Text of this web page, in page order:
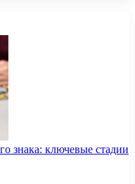
знака: ключевые стадии